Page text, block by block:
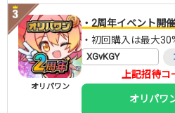
オリパワン
・2周年イベント開催
・初回購入は最大
XGvKGY
上記招待コ
オリパワ